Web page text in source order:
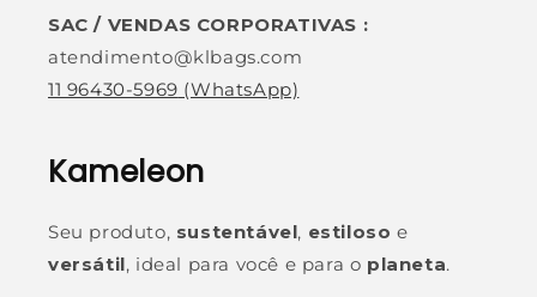
SAC / VENDAS CORPORATIVAS :
atendimento@klbags.com
11 96430-5969 (WhatsApp)
Kameleon
Seu produto, sustentável, estiloso e
versátil, ideal para você e para o planeta.